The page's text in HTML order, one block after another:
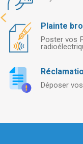
Plainte
Poster vos
Déposer